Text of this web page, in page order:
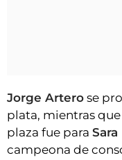
Jorge Artero se
plata, mientras
plaza fue para
campeona de